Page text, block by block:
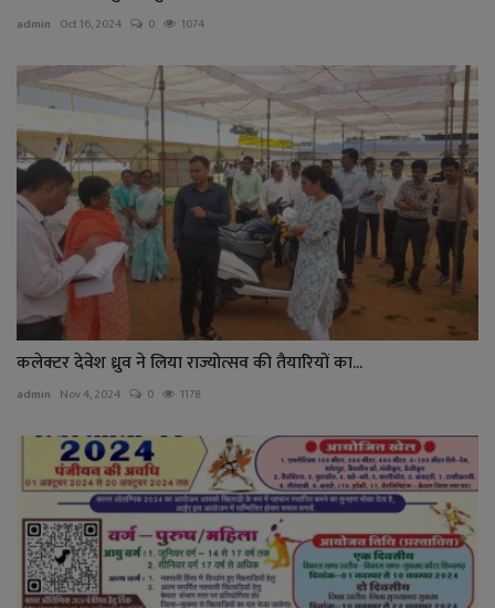
admin Oct 16, 2024 0 1074
कलेक्टर देवेश ध्रुव ने लिया राज्योत्सव की तैयारियों का...
admin Nov 4, 2024 0 1178